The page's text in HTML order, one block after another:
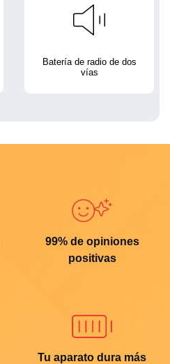
Batería de radio de dos
vías
99% de opiniones
positivas
Tu aparato dura más